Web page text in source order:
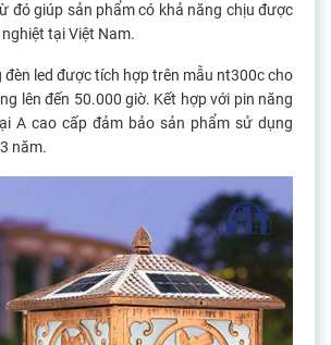
đó giúp sản phẩm có khả năng chịu được
tại Việt Nam.
đèn led được tích hợp trên mẫu nt300c cho
lên đến 50.000 giờ. Kết hợp với pin năng
A cao cấp đảm bảo sản phẩm sử dụng
năm.